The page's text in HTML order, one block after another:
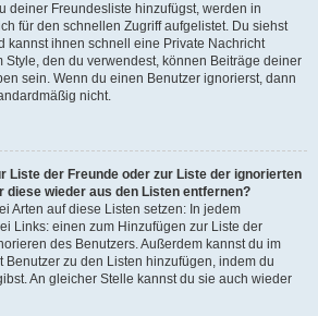
deiner Freundesliste hinzufügst, werden in
für den schnellen Zugriff aufgelistet. Du siehst
kannst ihnen schnell eine Private Nachricht
Style, den du verwendest, können Beiträge deiner
sein. Wenn du einen Benutzer ignorierst, dann
nicht.
Liste der Freunde oder zur Liste der ignorierten
diese wieder aus den Listen entfernen?
Arten auf diese Listen setzen: In jedem
Links: einen zum Hinzufügen zur Liste der
des Benutzers. Außerdem kannst du im
zu den Listen hinzufügen, indem du
An gleicher Stelle kannst du sie auch wieder